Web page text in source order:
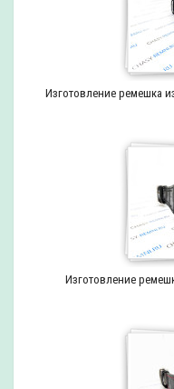
Изготовление ремешка
Изготовление